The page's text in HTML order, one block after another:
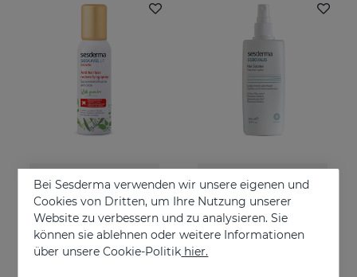
In den Warenkorb
SESKAVEL LF Wachstum Anti-Haarausfall Redensifying Spray
€ 33,95
In den Warenkorb
Bei Sesderma verwenden wir unsere eigenen und
Cookies von Dritten, um Ihre Nutzung unserer
Website zu verbessern und zu analysieren. Sie
können sie ablehnen oder weitere Informationen
über unsere Cookie-Politik hier.